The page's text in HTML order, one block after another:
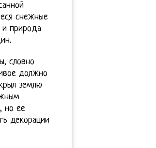
снежные
природа
словно
должно
землю
но ее
декорации